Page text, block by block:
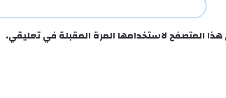
المتصفح لاستخدامها المرة المقبلة في تعليقي.